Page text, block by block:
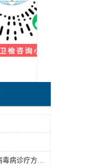
国家卫健委关于印发埃博拉病毒病诊疗方案（2026年版）的通知